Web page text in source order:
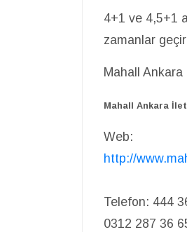
4+1 ve 4,5+1
zamanlar
Mahall Ankara
Mahall Ankara
Web:
http://
Telefon: 444
0312 287 36